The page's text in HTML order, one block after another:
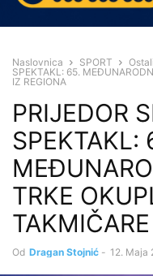
Naslovnica SPORT
SPEKTAKL: 65.
IZ REGIONA
PRIJEDOR
SPEKTAKL:
TRKE
Od Dragan Stojnić - 12. Maja